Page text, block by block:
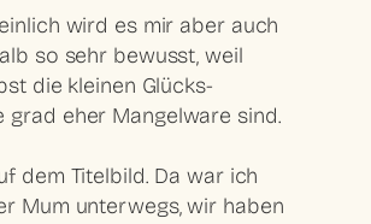
wird es mir aber auch
so sehr bewusst, weil
die kleinen Glücks-
grad eher Mangelware sind.
dem Titelbild. Da war ich
Mum unterwegs, wir haben